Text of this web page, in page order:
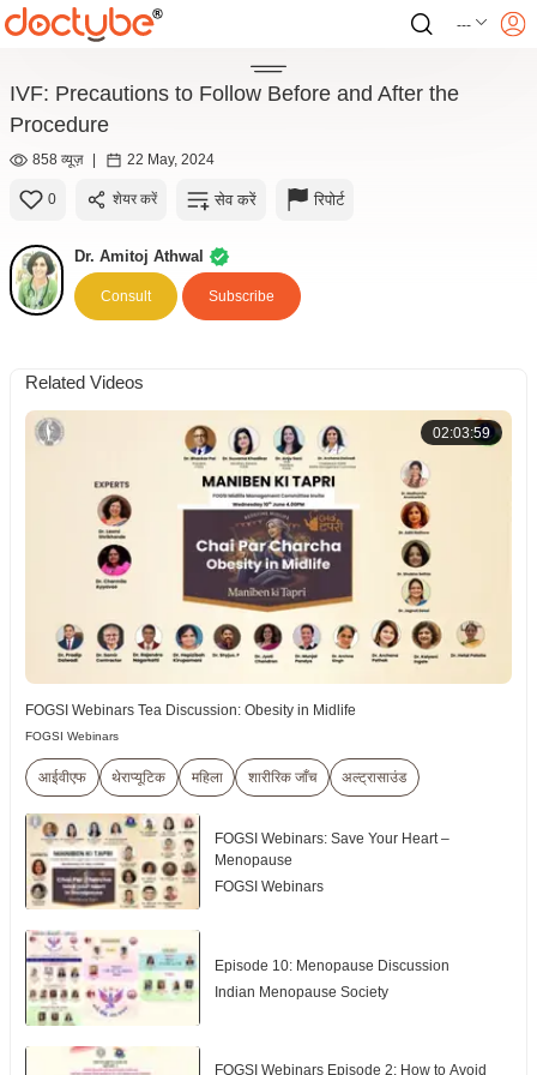
---
IVF: Precautions to Follow Before and After the
Procedure
858 व्यूज़ | 22 May, 2024
0 शेयर करें सेव करें रिपोर्ट
Dr. Amitoj Athwal
Consult Subscribe
Related Videos
02:03:59
FOGSI Webinars Tea Discussion: Obesity in Midlife
FOGSI Webinars
आईवीएफ थेराप्यूटिक महिला शारीरिक जाँच अल्ट्रासाउंड
FOGSI Webinars: Save Your Heart –
Menopause
FOGSI Webinars
Episode 10: Menopause Discussion
Indian Menopause Society
FOGSI Webinars Episode 2: How to Avoid